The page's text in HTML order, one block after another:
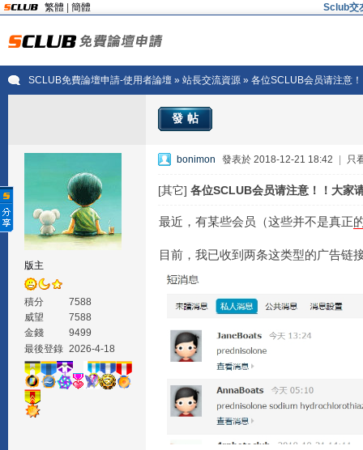
繁體 簡體 Sclub交
SCLUB免費論壇申請-使用者論壇» 站長交流資源» 各位SCLUB会员请注意
發帖
版主
積分
7588
威望
7588
金錢
9499
最後登錄 2026-4-18
bonimon 發表於 2018-12-21 18:42 只
[其它] 各位SCLUB会员请注意！！大家
最近，有某些会员（这些并不是真正
目前，我已收到两条这类型的广告链